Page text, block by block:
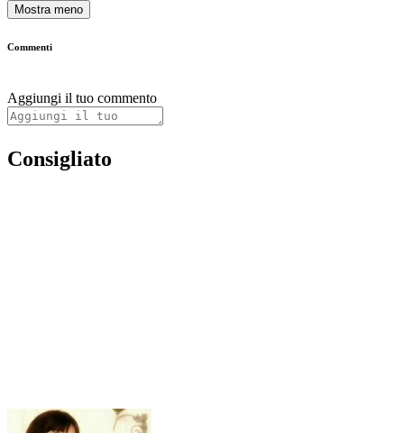
Mostra meno
Commenti
Aggiungi il tuo commento
Consigliato